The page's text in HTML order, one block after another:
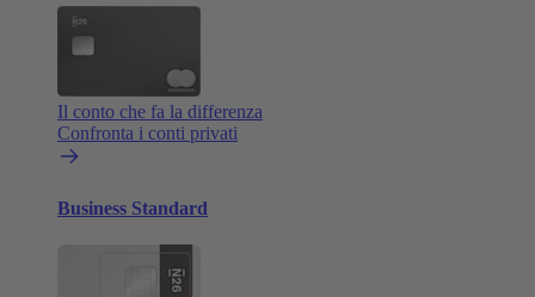
Il conto che fa la differenza
Confronta i conti privati
Business Standard